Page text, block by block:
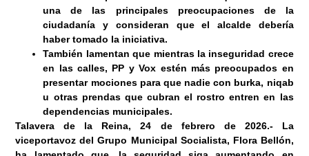
una de las principales preocupaciones de la
ciudadanía y consideran que el alcalde debería
haber tomado la iniciativa.
También lamentan que mientras la inseguridad crece
en las calles, PP y Vox estén más preocupados en
presentar mociones para que nadie con burka, niqab
u otras prendas que cubran el rostro entren en las
dependencias municipales.
Talavera de la Reina, 24 de febrero de 2026.- La
viceportavoz del Grupo Municipal Socialista, Flora Bellón,